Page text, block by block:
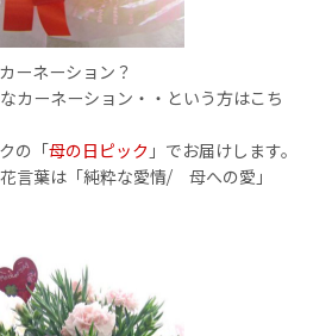
ーネーション？
カーネーション・・という方はこち
の「母の日ピック 」でお届けします。
言葉は「純粋な愛情/ 母への愛」